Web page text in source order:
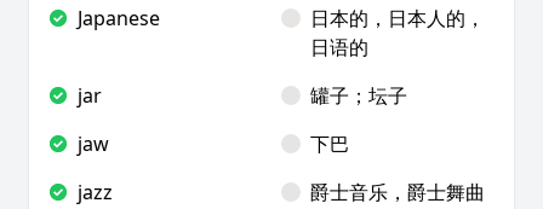
Japanese
日本的，日本人的，
日语的
jar
罐子；坛子
jaw
下巴
jazz
爵士音乐，爵士舞曲